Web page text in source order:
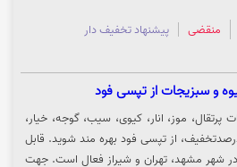
منقضی پیشنهاد تخفیف دار
پرتقال، موز، انار، کیوی، سیب، گوجه، خیار،
کاهو و... میتوانید تا 50 درصدتخفیف، از تپسی فود بهره مند شوید. قابل
شهر مشهد، تهران و شیراز فعال است. جهت